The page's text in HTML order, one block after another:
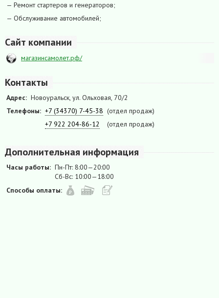
— Ремонт стартеров и генераторов;
— Обслуживание автомобилей;
Сайт компании
магазинсамолет.рф/
Контакты
Адрес: Новоуральск, ул. Ольховая, 70/2
Телефоны: +7 (34370) 7-45-38 (отдел продаж)
+7 922 204-86-12
(отдел продаж)
Дополнительная информация
Часы работы: Пн-Пт: 8:00—20:00
Сб-Вс: 10:00—18:00
Способы оплаты: